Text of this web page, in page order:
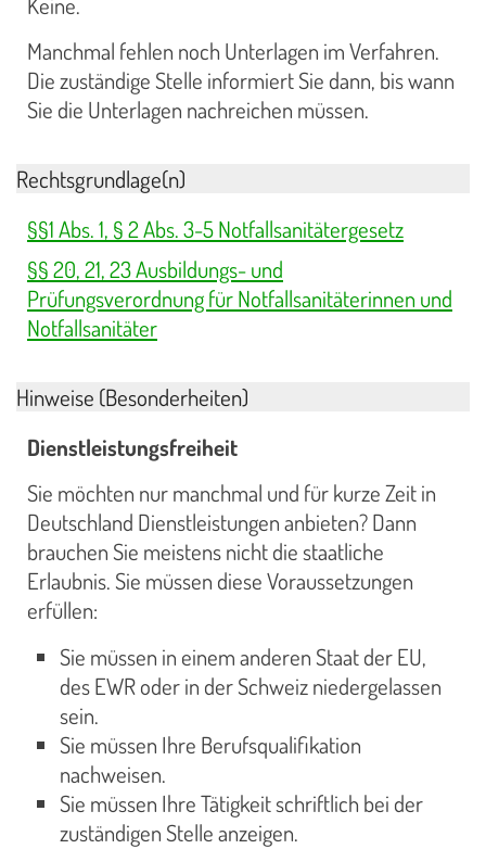
Manchmal fehlen noch Unterlagen im Verfahren.
Die zuständige Stelle informiert Sie dann, bis wann
Sie die Unterlagen nachreichen müssen.
Rechtsgrundlage(n)
§§1 Abs. 1, § 2 Abs. 3-5 Notfallsanitätergesetz
§§ 20, 21, 23 Ausbildungs- und
Prüfungsverordnung für Notfallsanitäterinnen und
Notfallsanitäter
Hinweise (Besonderheiten)
Dienstleistungsfreiheit
Sie möchten nur manchmal und für kurze Zeit in
Deutschland Dienstleistungen anbieten? Dann
brauchen Sie meistens nicht die staatliche
Erlaubnis. Sie müssen diese Voraussetzungen
erfüllen:
Sie müssen in einem anderen Staat der EU,
des EWR oder in der Schweiz niedergelassen
sein.
Sie müssen Ihre Berufsqualifikation
nachweisen.
Sie müssen Ihre Tätigkeit schriftlich bei der
zuständigen Stelle anzeigen.